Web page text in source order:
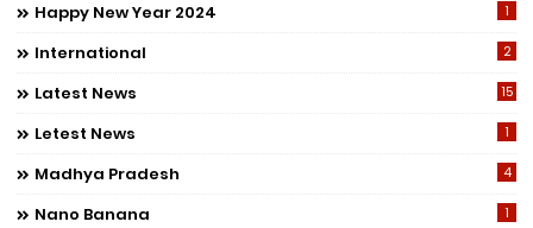
Happy New Year 2024 1
International 2
Latest News 15
Letest News 1
Madhya Pradesh 4
Nano Banana 1